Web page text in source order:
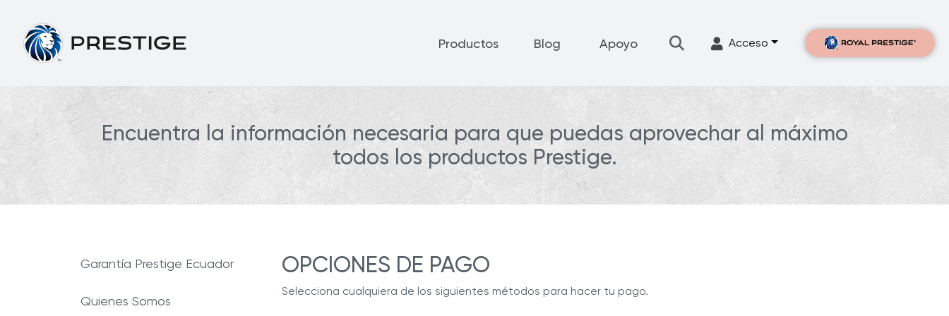
Productos Blog Apoyo Acceso
Encuentra la información necesaria para que puedas aprovechar al máximo
todos los productos Prestige.
Garantía Prestige Ecuador
Quienes Somos
OPCIONES DE PAGO
Selecciona cualquiera de los siguientes métodos para hacer tu pago.